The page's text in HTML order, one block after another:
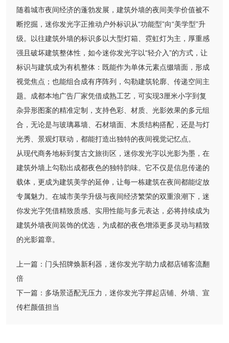
随着城市夜间经济的蓬勃发展，建筑外墙的夜间美学价值被不
断挖掘，迷你发光字正推动户外标识从“功能型”向“美学型”升
级。以往建筑外墙的标识多以大型灯箱、霓虹灯为主，厚重感
强且破坏建筑整体性，如今迷你发光字以“轻介入”的方式，让
标识与建筑成为有机整体：既能作为单体元素点缀墙面，形成
视觉焦点；也能组合成有序阵列，勾勒建筑轮廓、传递空间主
题。成都本地广告厂家凭借成熟工艺，可实现3厘米小字到复
杂异形图案的精准定制，支持色彩、材质、光影效果的多元组
合，无论是与玻璃幕墙、石材墙面、木质结构搭配，还是与灯
光秀、景观灯联动，都能打造出独特的夜间视觉记忆点。
从现代商务地标到复古文旅街区，迷你发光字以光影为墨，在
建筑外墙上勾勒出成都夜色的独特韵味。它不仅是信息传递的
载体，更成为建筑美学的延伸，让每一栋建筑在夜间都能绽放
专属魅力。在城市美学升级与夜间经济繁荣的双重浪潮下，迷
你发光字凭借精致质感、实用性能与多元表达，必将持续成为
建筑外墙夜间装饰的优选，为成都的夜色增添更多灵动与精致
的光影篇章。
上一篇： 门头招牌焕新利器，迷你发光字助力成都店铺客流翻
倍
下一篇： 多场景适配无压力，迷你发光字撑起店铺、外墙、宣
传栏颜值担当